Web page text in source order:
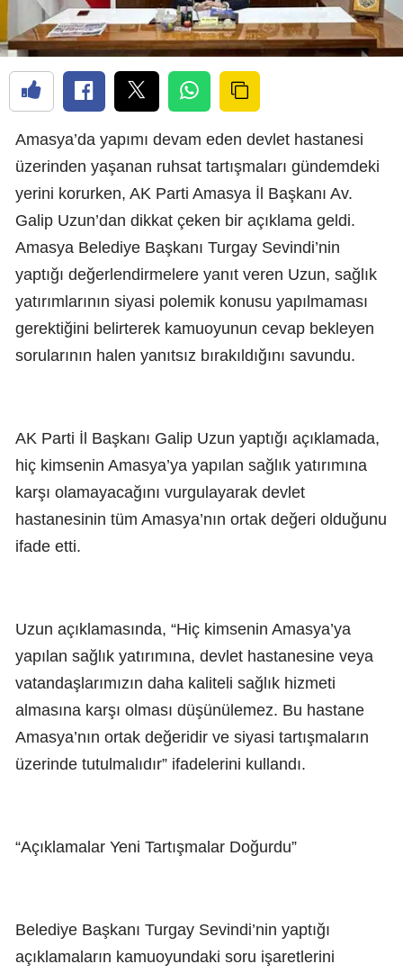
Amasya’da yapımı devam eden devlet hastanesi
üzerinden yaşanan ruhsat tartışmaları gündemdeki
yerini korurken, AK Parti Amasya İl Başkanı Av.
Galip Uzun’dan dikkat çeken bir açıklama geldi.
Amasya Belediye Başkanı Turgay Sevindi’nin
yaptığı değerlendirmelere yanıt veren Uzun, sağlık
yatırımlarının siyasi polemik konusu yapılmaması
gerektiğini belirterek kamuoyunun cevap bekleyen
sorularının halen yanıtsız bırakıldığını savundu.
AK Parti İl Başkanı Galip Uzun yaptığı açıklamada,
hiç kimsenin Amasya’ya yapılan sağlık yatırımına
karşı olamayacağını vurgulayarak devlet
hastanesinin tüm Amasya’nın ortak değeri olduğunu
ifade etti.
Uzun açıklamasında, “Hiç kimsenin Amasya’ya
yapılan sağlık yatırımına, devlet hastanesine veya
vatandaşlarımızın daha kaliteli sağlık hizmeti
almasına karşı olması düşünülemez. Bu hastane
Amasya’nın ortak değeridir ve siyasi tartışmaların
üzerinde tutulmalıdır” ifadelerini kullandı.
“Açıklamalar Yeni Tartışmalar Doğurdu”
Belediye Başkanı Turgay Sevindi’nin yaptığı
açıklamaların kamuoyundaki soru işaretlerini